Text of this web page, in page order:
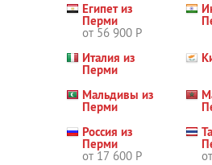
Египет из
Перми
от 56 900 Р
Италия из
Перми
Мальдивы из
Перми
Россия из
Перми
от 17 600 Р